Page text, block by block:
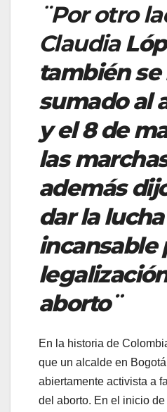
¨Por otro
Claudia
también se
sumado al
y el 8 de
las
además
dar la lucha
incansable
aborto¨
En la historia de
que un alcalde en
abiertamente activista a
del aborto. En el inicio